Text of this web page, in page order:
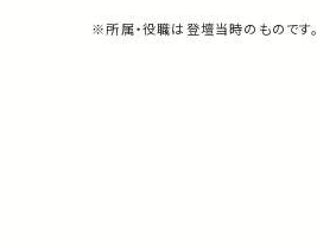
※所属・役職は登壇当時のものです。